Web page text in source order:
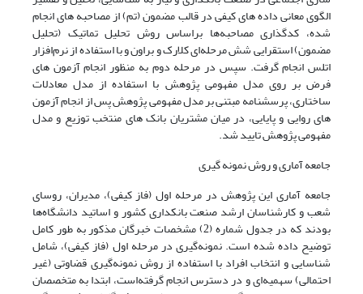
الگوی معانی داده های کیفی در قالب مضمون (تم) از مصاحبه های انجام
شده، کدگذاری مصاحبه‌ها براساس روش تحلیل تماتیک (تحلیل
مضمون) استقرایی شش مرحله‌ای کلارک و براون و با استفاده از نرم‌افزار
اتلس انجام گرفت. سپس در مرحله دوم به منظور انجام آزمون های
فرض بر روی مدل مفهومی پژوهش با استفاده از مدل معادلات
ساختاری، پرسشنامه مبتنی بر مدل مفهومی پژوهش پس از انجام آزمون
های روایی و پایایی، در میان مشتریان بانک های منتخب توزیع و مدل
مفهومی پژوهش تایید شد.
جامعه آماری و روش نمونه گیری
جامعه آماری این پژوهش در مرحله اول (فاز کیفی)، مدیران، روسای
شعب و کارشناسان ارشد صنعت بانکداری کشور و اساتید دانشگاه‌ها
بودند که در جدول شماره (2) مشخصات خبرگان مذکور به طور کامل
توضیح داده شده است. نمونه‌گیری در مرحله اول (فاز کیفی)، شامل
شناسایی و انتخاب افراد با استفاده از روش نمونه‌گیری قضاوتی (غیر
احتمالی) سهمیه‌ای و در دسترس انجام گرفته‌است، ابتدا به متخصصان